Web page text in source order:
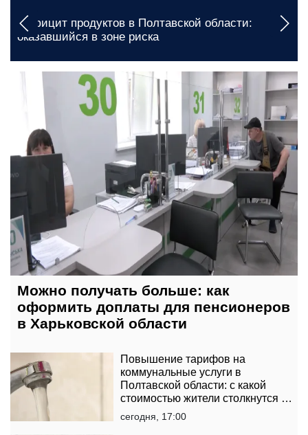
Дефицит продуктов в Полтавской области:
оказавшийся в зоне риска
сегодня, 17:30
Можно получать больше: как
оформить доплаты для пенсионеров
в Харьковской области
Повышение тарифов на
коммунальные услуги в
Полтавской области: с какой
стоимостью жители столкнутся в
платежках
сегодня, 17:00